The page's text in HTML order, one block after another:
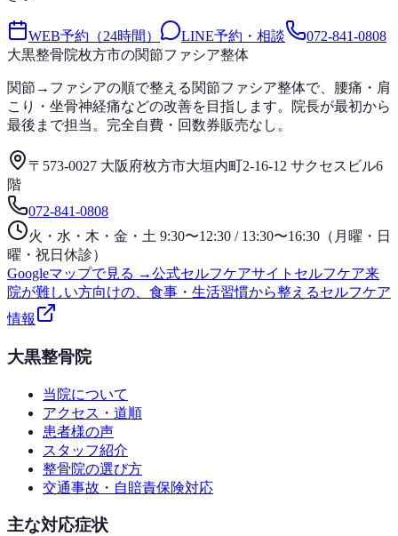
WEB予約（24時間） LINE予約・相談
072-841-0808
大黒整骨院枚方市の関節ファシア整体
関節→ファシアの順で整える関節ファシア整体で、腰痛・肩
こり・坐骨神経痛などの改善を目指します。院長が最初から
最後まで担当。完全自費・回数券販売なし。
〒573-0027 大阪府枚方市大垣内町2-16-12 サクセスビル6
階
072-841-0808
火・水・木・金・土 9:30〜12:30 / 13:30〜16:30（月曜・日
曜・祝日休診）
Googleマップで見る →公式セルフケアサイト セルフケア来
院が難しい方向けの、食事・生活習慣から整えるセルフケア
情報
大黒整骨院
当院について
アクセス・道順
患者様の声
スタッフ紹介
整骨院の選び方
交通事故・自賠責保険対応
主な対応症状